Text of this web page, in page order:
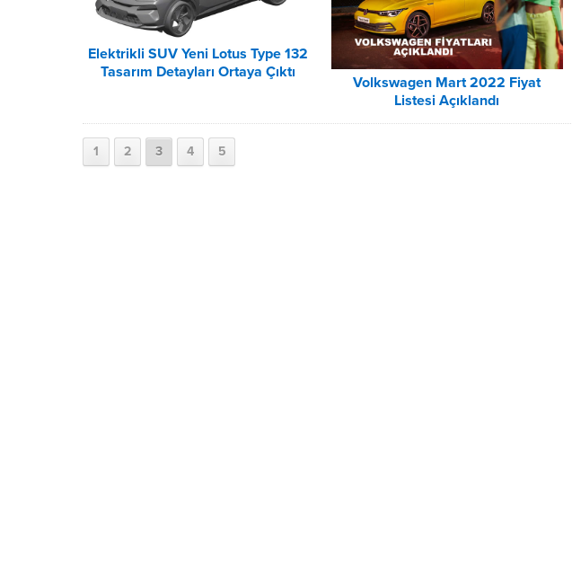
Elektrikli SUV Yeni Lotus Type 132
Tasarım Detayları Ortaya Çıktı
Volkswagen Mart 2022 Fiyat
Listesi Açıklandı
1 2 3 4 5